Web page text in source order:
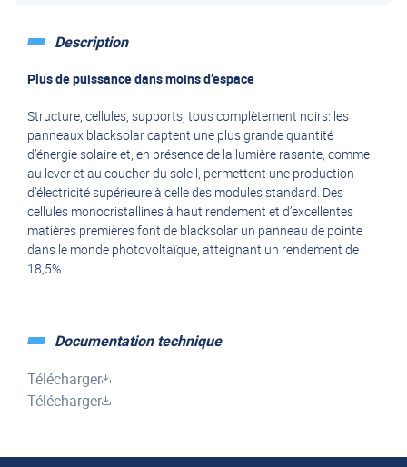
Description
Plus de puissance dans moins d’espace
Structure, cellules, supports, tous complètement noirs: les
panneaux blacksolar captent une plus grande quantité
d’énergie solaire et, en présence de la lumière rasante, comme
au lever et au coucher du soleil, permettent une production
d’électricité supérieure à celle des modules standard. Des
cellules monocristallines à haut rendement et d’excellentes
matières premières font de blacksolar un panneau de pointe
dans le monde photovoltaïque, atteignant un rendement de
18,5%.
Documentation technique
Télécharger
Télécharger